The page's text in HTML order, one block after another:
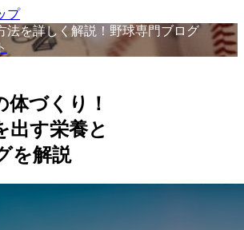
プ
法を詳しく解説！野球専門ブログ
体づくり！
出す栄養と
を解説